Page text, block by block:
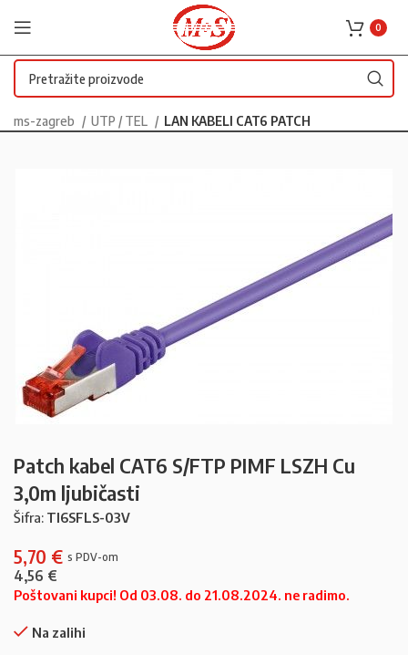
0
ms-zagreb UTP / TEL LAN KABELI CAT6 PATCH
Patch kabel CAT6 S/FTP PIMF LSZH Cu
3,0m ljubičasti
Šifra: TI6SFLS-03V
5,70 €
4,56 €
Poštovani kupci! Od 03.08. do 21.08.2024. ne radimo.
Na zalihi